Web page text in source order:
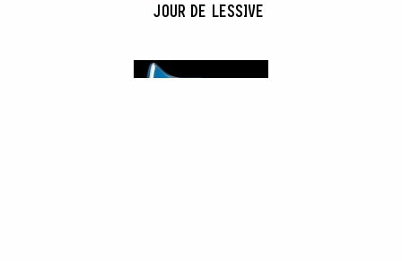
JOUR DE LESSIVE